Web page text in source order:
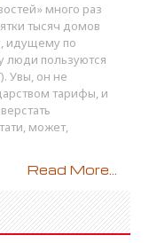
много раз
тысяч домов
идущему по
люди пользуются
Увы, он не
тарифы, и
может,
Read More...